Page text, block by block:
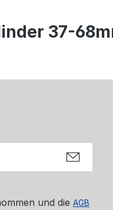
37-
und die AGB